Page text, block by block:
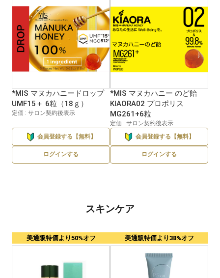
*MIS マヌカハニードロップ
UMF15＋ 6粒（18ｇ）
定価 : サロン契約後表示
会員登録する【無料】
ログインする
*MIS マヌカハニー のど飴
KIAORA02 プロポリス
MG261+6粒
定価 : サロン契約後表示
会員登録する【無料】
ログインする
スキンケア
美通販特価より50%オフ 美通販特価より38%オフ